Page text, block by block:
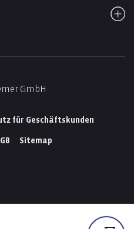
GmbH
für Geschäftskunden
Sitemap